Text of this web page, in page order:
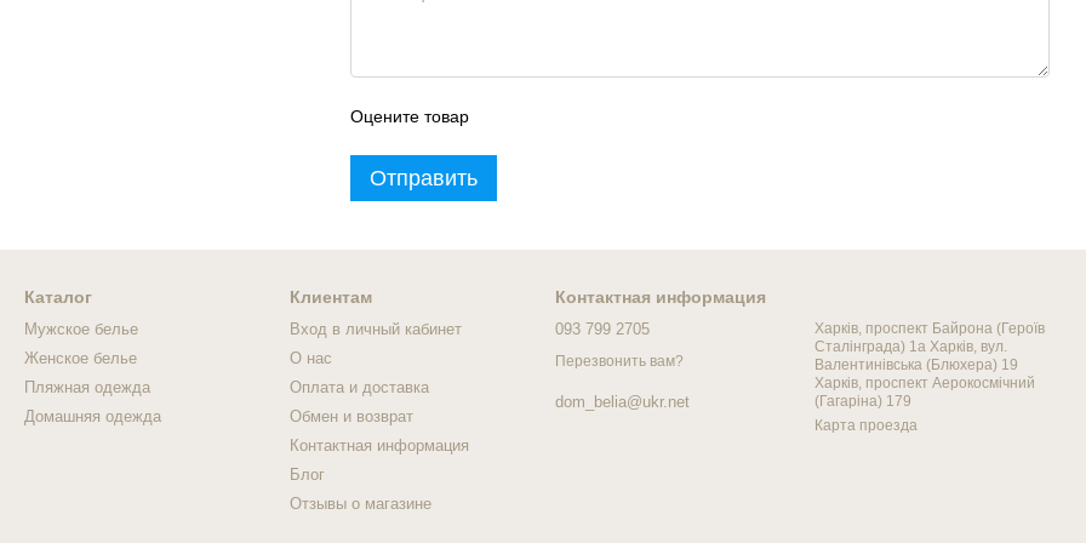
Оцените товар
Отправить
Каталог
Мужское белье
Женское белье
Пляжная одежда
Домашняя одежда
Клиентам
Вход в личный кабинет
О нас
Оплата и доставка
Обмен и возврат
Контактная информация
Блог
Отзывы о магазине
Контактная информация
093 799 2705
Перезвонить вам?
dom_belia@ukr.net
Харків, проспект Байрона (Героїв
Сталінграда) 1а Харків, вул.
Валентинівська (Блюхера) 19
Харків, проспект Аерокосмічний
(Гагаріна) 179
Карта проезда